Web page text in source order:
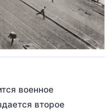
военное
второе